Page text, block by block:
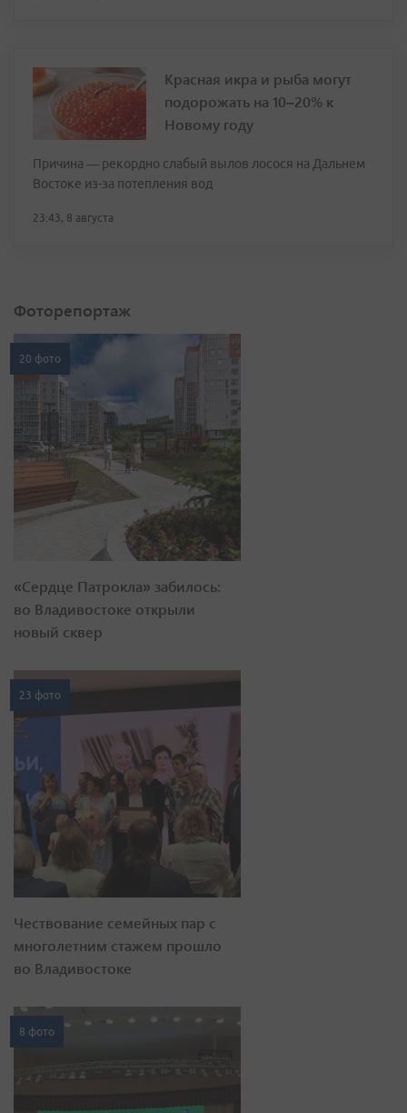
Красная икра и рыба могут
подорожать на 10–20% к
Новому году
Причина — рекордно слабый вылов лосося на Дальнем
Востоке из-за потепления вод
23:43, 8 августа
Фоторепортаж
20 фото
«Сердце Патрокла» забилось:
во Владивостоке открыли
новый сквер
23 фото
Чествование семейных пар с
многолетним стажем прошло
во Владивостоке
8 фото